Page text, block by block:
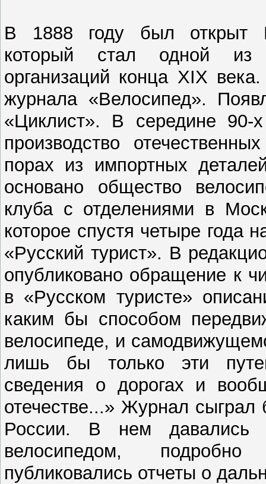
В 1888 году был открыт
который стал одной из
организаций конца XIX
журнала «Велосипед».
«Циклист». В середине 90-
производство
порах из импортных
основано общество
клуба с отделениями в
которое спустя четыре года
«Русский турист». В
опубликовано обращение к
в «Русском туристе»
каким бы способом
велосипеде, и
лишь бы только эти
сведения о дорогах и
отечестве...» Журнал
России. В нем давались
велосипедом,
публиковались отчеты о